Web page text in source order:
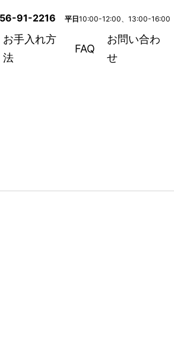
91-2216 平日10:00-12:00、13:00-16:00
お手入れ方
法
FAQ
お問い合わ
せ